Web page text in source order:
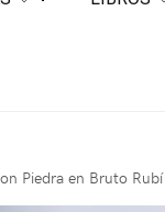
Piedra en Bruto Rubí